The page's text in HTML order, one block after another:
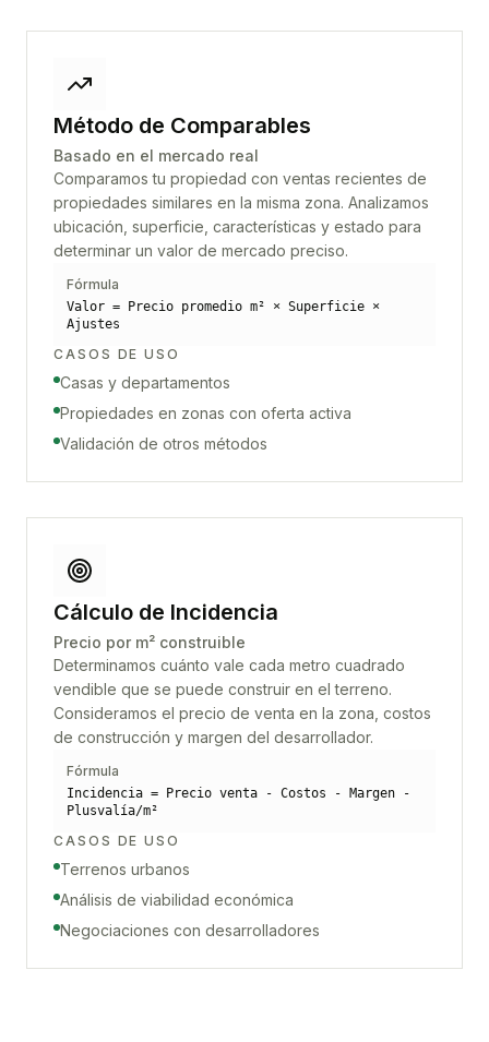
Método de Comparables
Basado en el mercado real
Comparamos tu propiedad con ventas recientes de
propiedades similares en la misma zona. Analizamos
ubicación, superficie, características y estado para
determinar un valor de mercado preciso.
Fórmula
Valor = Precio promedio m² × Superficie ×
Ajustes
CASOS DE USO
Casas y departamentos
Propiedades en zonas con oferta activa
Validación de otros métodos
Cálculo de Incidencia
Precio por m² construible
Determinamos cuánto vale cada metro cuadrado
vendible que se puede construir en el terreno.
Consideramos el precio de venta en la zona, costos
de construcción y margen del desarrollador.
Fórmula
Incidencia = Precio venta - Costos - Margen -
Plusvalía/m²
CASOS DE USO
Terrenos urbanos
Análisis de viabilidad económica
Negociaciones con desarrolladores